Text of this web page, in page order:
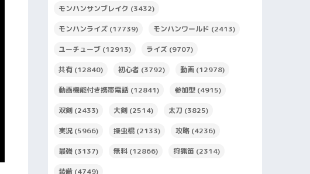
モンハンサンブレイク (3432)
モンハンライズ (17739) モンハンワールド (2413)
ユーチューブ (12913) ライズ (9707)
共有 (12840) 初心者 (3792) 動画 (12978)
動画機能付き携帯電話 (12841) 参加型 (4915)
双剣 (2433) 大剣 (2514) 太刀 (3825)
実況 (5966) 操虫棍 (2133) 攻略 (4236)
最強 (3137) 無料 (12866) 狩猟笛 (2314)
装備 (4749)